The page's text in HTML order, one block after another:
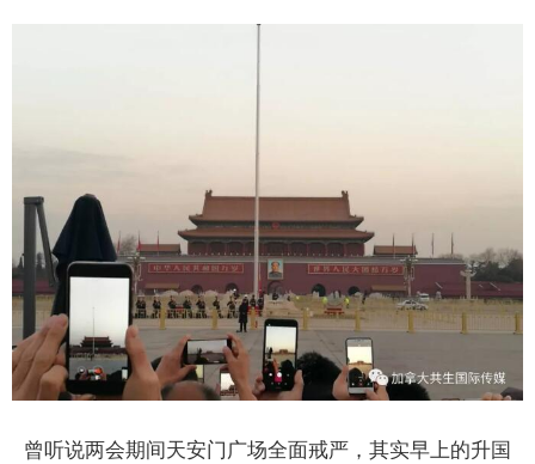
曾听说两会期间天安门广场全面戒严，其实早上的升国